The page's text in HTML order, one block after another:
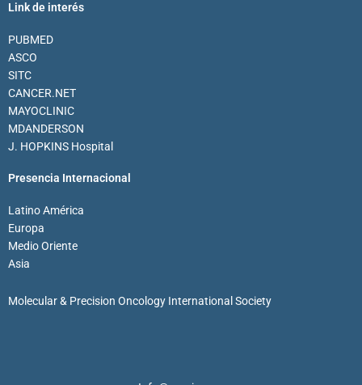
Link de interés
PUBMED
ASCO
SITC
CANCER.NET
MAYOCLINIC
MDANDERSON
J. HOPKINS Hospital
Presencia Internacional
Latino América
Europa
Medio Oriente
Asia
Molecular & Precision Oncology International Society